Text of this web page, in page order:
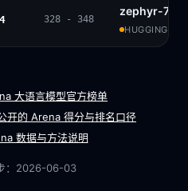
4 328 - 348
zephyr-7b-
大语言模型官方榜单
开的 Arena 得分与排名口径
数据与方法说明
2026-06-03